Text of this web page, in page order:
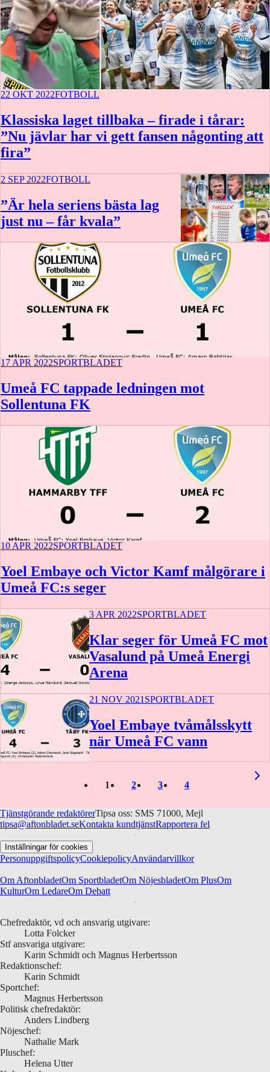
22 OKT 2022FOTBOLL
Klassiska laget tillbaka – firade i tårar:
”Nu jävlar har vi gett fansen någonting att
fira”
2 SEP 2022FOTBOLL
”Är hela seriens bästa lag
just nu – får kvala”
17 APR 2022SPORTBLADET
Umeå FC tappade ledningen mot
Sollentuna FK
10 APR 2022SPORTBLADET
Yoel Embaye och Victor Kamf målgörare i
Umeå FC:s seger
3 APR 2022SPORTBLADET
Klar seger för Umeå FC mot
Vasalund på Umeå Energi
Arena
21 NOV 2021 SPORTBLADET
Yoel Embaye tvåmålsskytt
när Umeå FC vann
1 2 3 4
Tjänstgörande redaktörerTipsa oss: SMS 71000, Mejl
tipsa@aftonbladet.seKontakta kundtjänstRapportera fel
Inställningar för cookies
PersonuppgiftspolicyCookiepolicyAnvändarvillkor
Om AftonbladetOm SportbladetOm NöjesbladetOm PlusOm
KulturOm LedareOm Debatt
Chefredaktör, vd och ansvarig utgivare:
Lotta Folcker
Stf ansvariga utgivare:
Karin Schmidt och Magnus Herbertsson
Redaktionschef:
Karin Schmidt
Sportchef:
Magnus Herbertsson
Politisk chefredaktör:
Anders Lindberg
Nöjeschef:
Nathalie Mark
Pluschef:
Helena Utter